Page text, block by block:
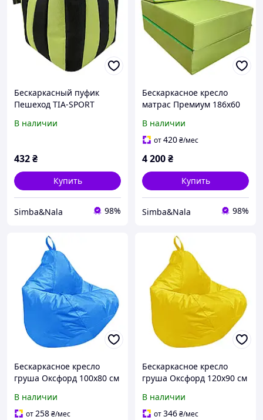
Бескаркасный пуфик
Пешеход TIA-SPORT
В наличии
432₴
Купить
Simba&Nala 98%
Бескаркасное кресло
матрас Премиум 186x60
В наличии
от420₴/мес
4 200₴
Купить
Simba&Nala 98%
Бескаркасное кресло
груша Оксфорд 100x80 см
В наличии
от258₴/мес
Бескаркасное кресло
груша Оксфорд 120x90 см
В наличии
от346₴/мес